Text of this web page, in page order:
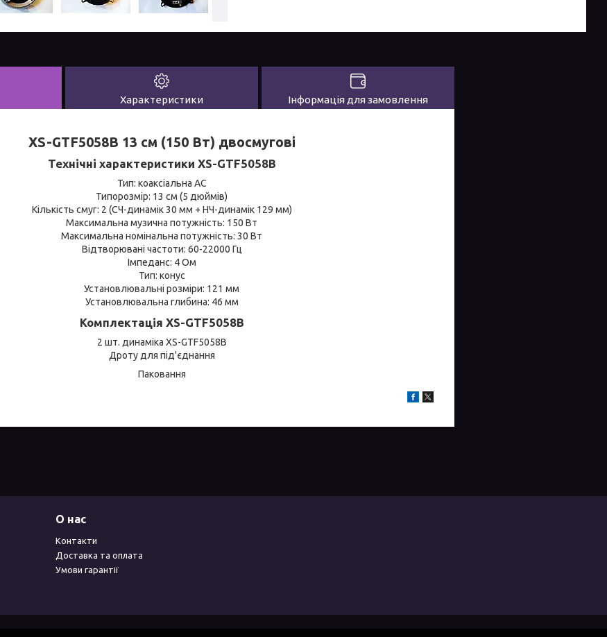
Характеристики Інформація для замовлення
XS-GTF5058B 13 см (150 Вт) двосмугові
Технічні характеристики XS-GTF5058B
Тип: коаксіальна АС
Типорозмір: 13 см (5 дюймів)
Кількість смуг: 2 (СЧ-динамік 30 мм + НЧ-динамік 129 мм)
Максимальна музична потужність: 150 Вт
Максимальна номінальна потужність: 30 Вт
Відтворювані частоти: 60-22000 Гц
Імпеданс: 4 Ом
Тип: конус
Установлювальні розміри: 121 мм
Установлювальна глибина: 46 мм
Комплектація XS-GTF5058B
2 шт. динаміка XS-GTF5058B
Дроту для під'єднання
Паковання
О нас
Контакти
Доставка та оплата
Умови гарантії